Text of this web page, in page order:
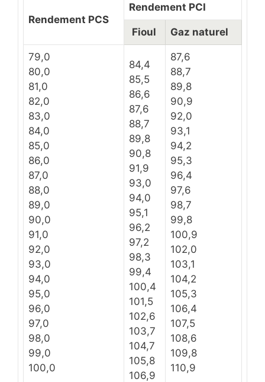
Rendement PCS
Rendement PCI
Fioul Gaz naturel
79,0
80,0
81,0
82,0
83,0
84,0
85,0
86,0
87,0
88,0
89,0
90,0
91,0
92,0
93,0
94,0
95,0
96,0
97,0
98,0
99,0
100,0
84,4
85,5
86,6
87,6
88,7
89,8
90,8
91,9
93,0
94,0
95,1
96,2
97,2
98,3
99,4
100,4
101,5
102,6
103,7
104,7
105,8
106,9
87,6
88,7
89,8
90,9
92,0
93,1
94,2
95,3
96,4
97,6
98,7
99,8
100,9
102,0
103,1
104,2
105,3
106,4
107,5
108,6
109,8
110,9